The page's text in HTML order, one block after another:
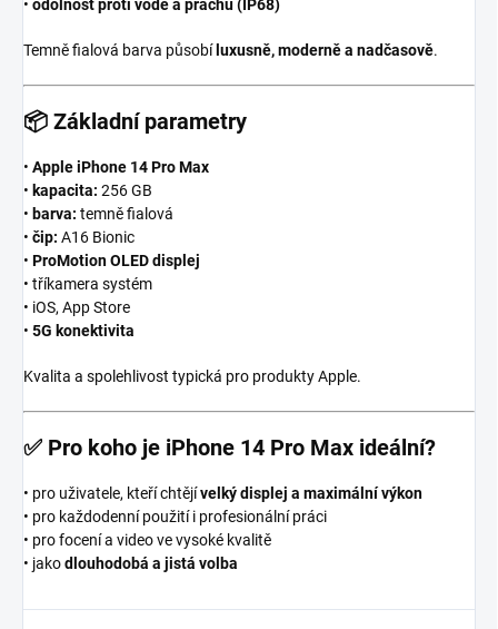
• odolnost proti vodě a prachu (IP68)
Temně fialová barva působí luxusně, moderně a nadčasově.
📦 Základní parametry
• Apple iPhone 14 Pro Max
• kapacita: 256 GB
• barva: temně fialová
• čip: A16 Bionic
• ProMotion OLED displej
• tříkamera systém
• iOS, App Store
• 5G konektivita
Kvalita a spolehlivost typická pro produkty Apple.
✅ Pro koho je iPhone 14 Pro Max ideální?
• pro uživatele, kteří chtějívelký displej a maximální výkon
• pro každodenní použití i profesionální práci
• pro focení a video ve vysoké kvalitě
• jakodlouhodobá a jistá volba